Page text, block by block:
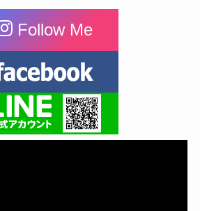
Follow Me